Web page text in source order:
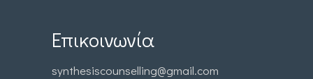
Επικοινωνία
synthesiscounselling@gmail.com